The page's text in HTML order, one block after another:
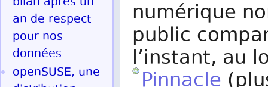
numérique
public
l’instant, au
an de respect
pour nos
données
openSUSE, une